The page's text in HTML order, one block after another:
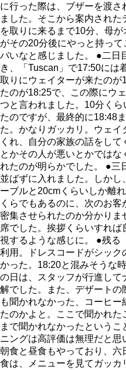
に行った際は、ブザーを渡
ました。そこから案内され
を取りに来るまで10分、母
がその20分後にやっと持っ
バいなと感じました。 ●二日
き、「Tuscan」で17:50には
取りにウェイターが来たの
たのが18:25で、この際にウ
つと言われました。10分く
たのですが、最終的に18:48
た。かなりガッカリ。ウェ
くれ、自分の家族の話をし
とかその人が悪いとかでは
れたのが明らかでした。 ●三
並ばずに入れました。しか
ーブルと20cmくらいしか離
くらでもあるのに、次のお
密集させられたのか分かり
席でした。挨拶くらいすれ
視するような感じに。 ●残る
利用。ドレスコードがシック
かった。18:20と混みそうな
の日は、スタッフが行進し
解でした。また、デザート
も聞かれなかった、コーヒ
たのかよと。ここで聞かれ
まで聞かれなかったという
ニングは高評価は無理だと
朝食と昼食もやっており、
食は、メニューを見てガッ